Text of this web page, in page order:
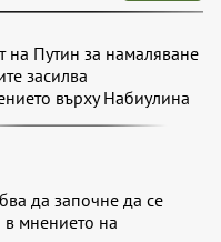
на Путин за намаляване
засилва
върху Набиулина
да започне да се
в мнението на